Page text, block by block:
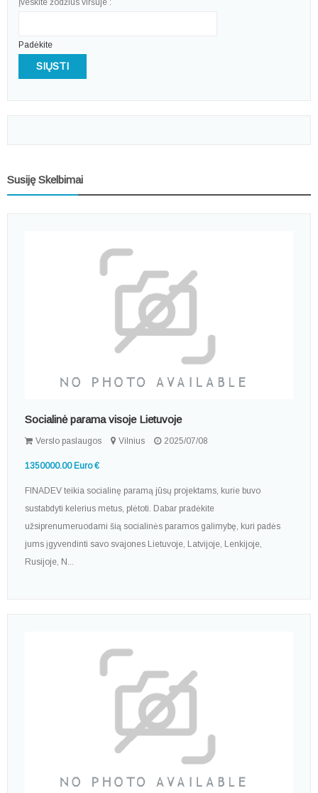
Įveskite žodžius viršuje :
Padėkite
SIŲSTI
Susiję Skelbimai
Socialinė parama visoje Lietuvoje
Verslo paslaugos Vilnius 2025/07/08
1350000.00 Euro €
FINADEV teikia socialinę paramą jūsų projektams, kurie buvo
sustabdyti kelerius metus, plėtoti. Dabar pradėkite
užsiprenumeruodami šią socialinės paramos galimybę, kuri padės
jums įgyvendinti savo svajones Lietuvoje, Latvijoje, Lenkijoje,
Rusijoje, N...